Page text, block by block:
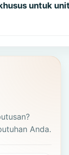
untuk
Anda.